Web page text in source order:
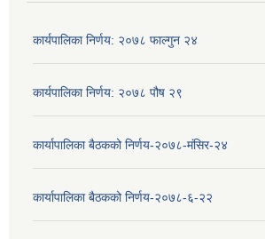
कार्यपालिका निर्णय: २०७८ फाल्गुन २४
कार्यपालिका निर्णय: २०७८ पौष २९
कार्यापालिका बैठकको निर्णय-२०७८-मंसिर-२४
कार्यापालिका बैठकको निर्णय-२०७८-६-२२